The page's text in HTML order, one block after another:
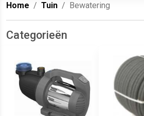
Home Tuin Bewatering
Categorieën